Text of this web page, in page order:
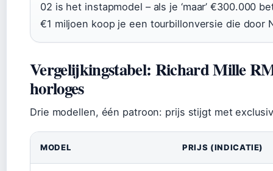
02 is het instapmodel – als je ‘maar’ €300.000
€1 miljoen koop je een tourbillonversie die door
Vergelijkingstabel: Richard Mille
horloges
Drie modellen, één patroon: prijs stijgt met
MODEL PRIJS (INDICATIE)